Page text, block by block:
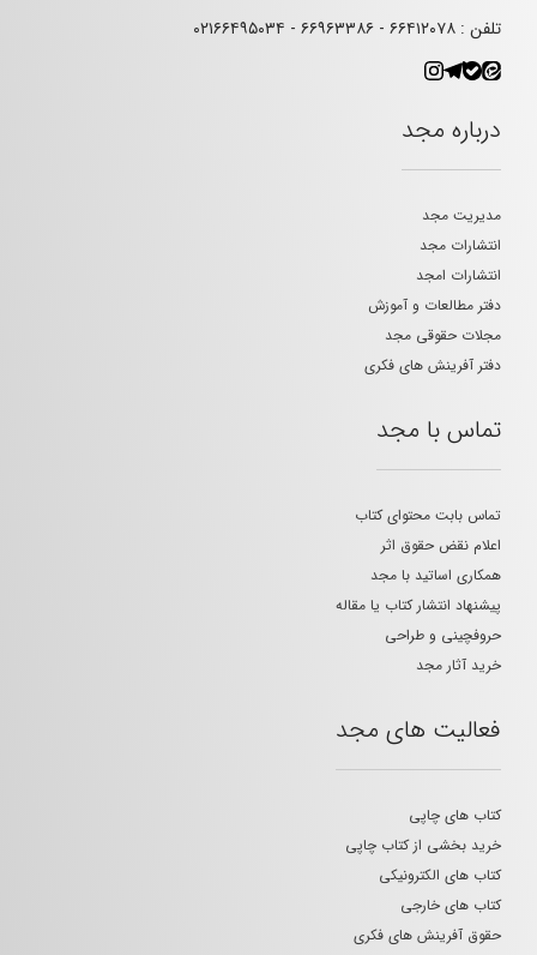
تلفن : ۶۶۴۱۲۰۷۸ - ۶۶۹۶۳۳۸۶ - ۰۲۱۶۶۴۹۵۰۳۴
درباره مجد
مدیریت مجد
انتشارات مجد
انتشارات امجد
دفتر مطالعات و آموزش
مجلات حقوقی مجد
دفتر آفرینش های فکری
تماس با مجد
تماس بابت محتوای کتاب
اعلام نقض حقوق اثر
همکاری اساتید با مجد
پیشنهاد انتشار کتاب یا مقاله
حروفچینی و طراحی
خرید آثار مجد
فعالیت های مجد
کتاب های چاپی
خرید بخشی از کتاب چاپی
کتاب های الکترونیکی
کتاب های خارجی
حقوق آفرینش های فکری